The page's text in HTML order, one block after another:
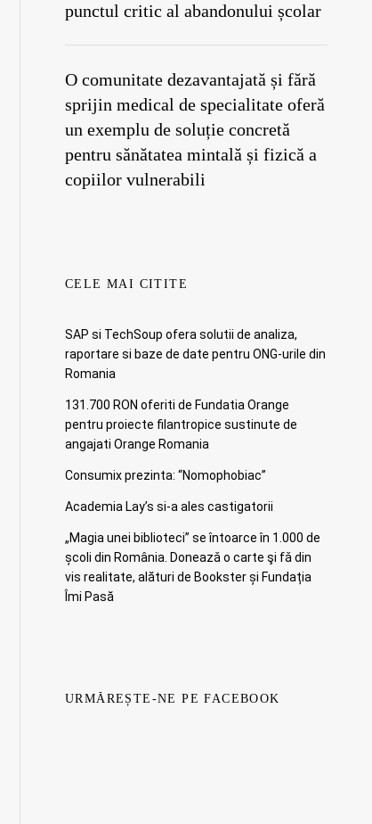
punctul critic al abandonului școlar
O comunitate dezavantajată și fără
sprijin medical de specialitate oferă
un exemplu de soluție concretă
pentru sănătatea mintală și fizică a
copiilor vulnerabili
CELE MAI CITITE
SAP si TechSoup ofera solutii de analiza,
raportare si baze de date pentru ONG-urile din
Romania
131.700 RON oferiti de Fundatia Orange
pentru proiecte filantropice sustinute de
angajati Orange Romania
Consumix prezinta: “Nomophobiac”
Academia Lay’s si-a ales castigatorii
„Magia unei biblioteci” se întoarce în 1.000 de
școli din România. Doneazǎ o carte şi fǎ din
vis realitate, alături de Bookster și Fundația
Îmi Pasă
URMĂREȘTE-NE PE FACEBOOK